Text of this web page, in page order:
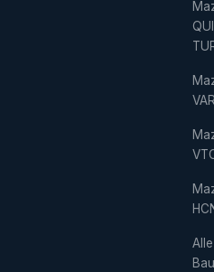
Alle